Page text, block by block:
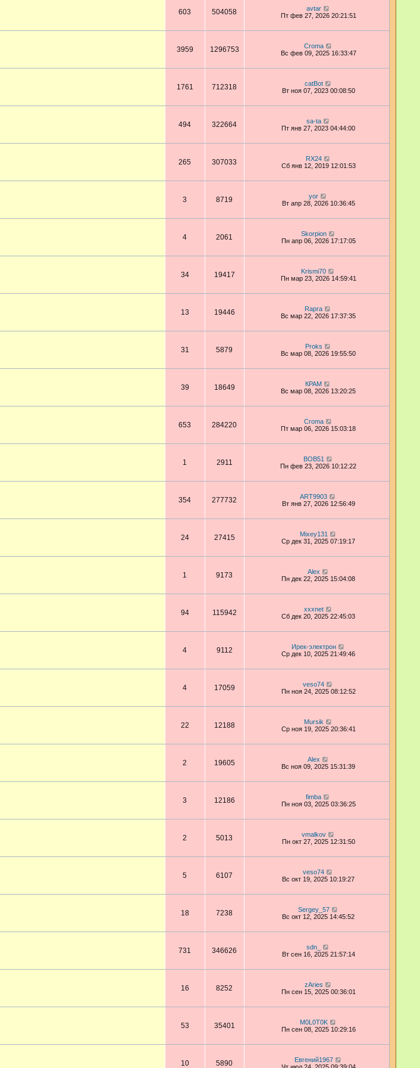
603 504058
avtar
Пт фев 27, 2026 20:21:51
3959 1296753
Croma
Вс фев 09, 2025 16:33:47
1761 712318
catBot
Вт ноя 07, 2023 00:08:50
494 322664
sa-ta
Пт янв 27, 2023 04:44:00
265 307033
RX24
Сб янв 12, 2019 12:01:53
3 8719
yor
Вт апр 28, 2026 10:36:45
4 2061
Skorpion
Пн апр 06, 2026 17:17:05
34 19417
Krismi70
Пн мар 23, 2026 14:59:41
13 19446
Rapra
Вс мар 22, 2026 17:37:35
31 5879
Proks
Вс мар 08, 2026 19:55:50
39 18649
КРАМ
Вс мар 08, 2026 13:20:25
653 284220
Croma
Пт мар 06, 2026 15:03:18
1 2911
BOB51
Пн фев 23, 2026 10:12:22
354 277732
ART9903
Вт янв 27, 2026 12:56:49
24 27415
Mixey131
Ср дек 31, 2025 07:19:17
1 9173
Аlex
Пн дек 22, 2025 15:04:08
94 115942
xxxnet
Сб дек 20, 2025 22:45:03
4 9112
Ирек-электрон
Ср дек 10, 2025 21:49:46
4 17059
veso74
Пн ноя 24, 2025 08:12:52
22 12188
Mursik
Ср ноя 19, 2025 20:36:41
2 19605
Аlex
Вс ноя 09, 2025 15:31:39
3 12186
fimba
Пн ноя 03, 2025 03:36:25
2 5013
vmalkov
Пн окт 27, 2025 12:31:50
5 6107
veso74
Вс окт 19, 2025 10:19:27
18 7238
Sergey_57
Вс окт 12, 2025 14:45:52
731 346626
sdn_
Вт сен 16, 2025 21:57:14
16 8252
zAries
Пн сен 15, 2025 00:36:01
53 35401
M0L0T0K
Пн сен 08, 2025 10:29:16
10 5890
Евгений1967